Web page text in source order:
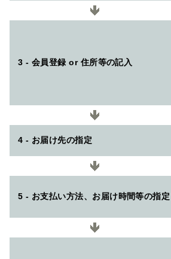
3 - 会員登録 or 住所等の記入
4 - お届け先の指定
5 - お支払い方法、お届け時間等の指定